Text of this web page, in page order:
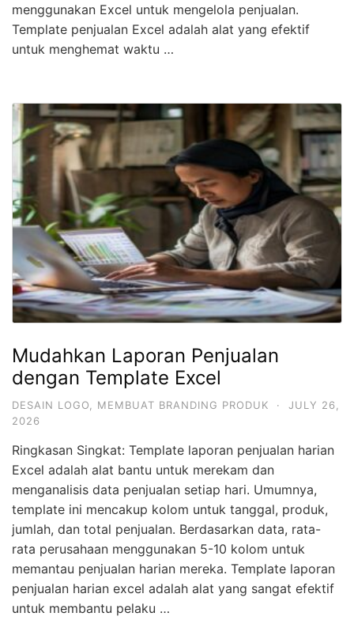
menggunakan Excel untuk mengelola penjualan.
Template penjualan Excel adalah alat yang efektif
untuk menghemat waktu …
Mudahkan Laporan Penjualan
dengan Template Excel
DESAIN LOGO MEMBUAT BRANDING PRODUK ·
JULY 26,
2026
Ringkasan Singkat: Template laporan penjualan harian
Excel adalah alat bantu untuk merekam dan
menganalisis data penjualan setiap hari. Umumnya,
template ini mencakup kolom untuk tanggal, produk,
jumlah, dan total penjualan. Berdasarkan data, rata-
rata perusahaan menggunakan 5-10 kolom untuk
memantau penjualan harian mereka. Template laporan
penjualan harian excel adalah alat yang sangat efektif
untuk membantu pelaku …